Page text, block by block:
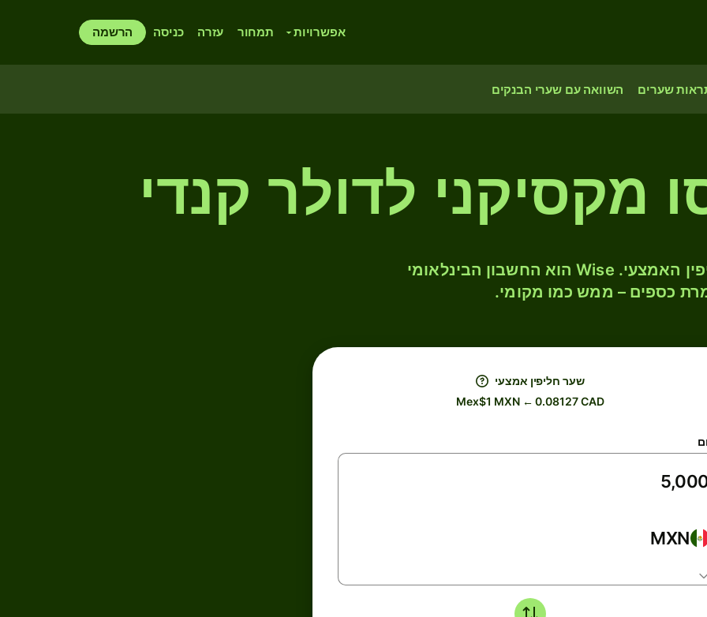
אפשרויות תמחור עזרה כניסה הרשמה
שערים השוואה עם שערי הבנקים
המירו MXN ל- CAD לפי שער החליפין האמצעי. Wise הוא החשבון הבינלאומי
כספים – ממש כמו מקומי.
שער חליפין אמצעי
Mex$1 MXN ← 0.08127 CAD
MXN